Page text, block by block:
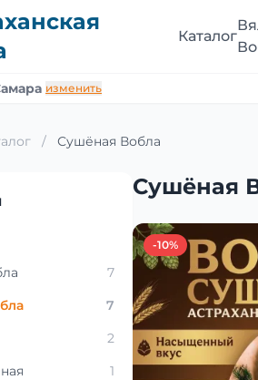
Каталог
изменить
/ Сушёная Вобла
7
7
2
1
Сушёная
-10%